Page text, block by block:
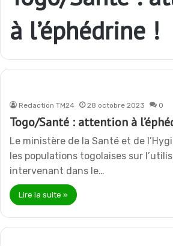
à l’éphédrine !
Redaction TM24 28 octobre 2023 0
Togo/Santé : attention à
Le ministère de la Santé et de
les populations togolaises sur
intervenant dans le…
Lire la suite »